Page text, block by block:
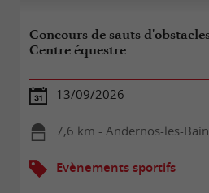
Concours de sauts
Centre équestre
13/09/2026
7,6 km - Andernos-les-
Evènements sportifs